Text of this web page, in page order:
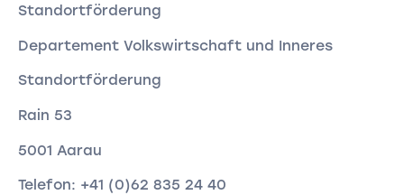
Standortförderung
Departement Volkswirtschaft und Inneres
Standortförderung
Rain 53
5001 Aarau
Telefon: +41 (0)62 835 24 40